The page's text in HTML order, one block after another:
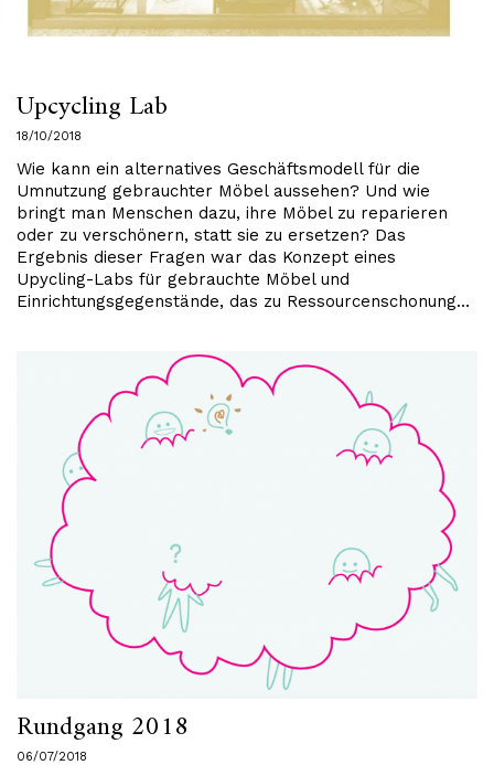
Upcycling Lab
18/10/2018
Wie kann ein alternatives Geschäftsmodell für die
Umnutzung gebrauchter Möbel aussehen? Und wie
bringt man Menschen dazu, ihre Möbel zu reparieren
oder zu verschönern, statt sie zu ersetzen? Das
Ergebnis dieser Fragen war das Konzept eines
Upycling-Labs für gebrauchte Möbel und
Einrichtungsgegenstände, das zu Ressourcenschonung…
Rundgang 2018
06/07/2018